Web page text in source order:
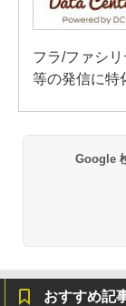
フラ/ファシ
等の発信に特
Google
おすすめ記